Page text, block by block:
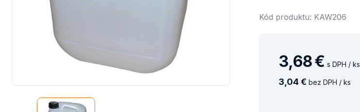
Kód produktu: KAW206
3,68€ s DPH / ks
3 04 € bez DPH / ks